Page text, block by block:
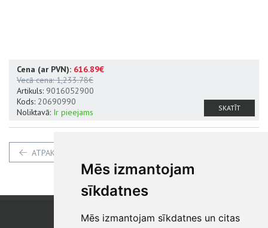
Mēs izmantojam
sīkdatnes
Mēs izmantojam sīkdatnes un citas
Cena (ar PVN): 616.89€
Vecā cena:1,233.78€
Artikuls: 9016052900
Kods: 20690990
Noliktavā: Ir pieejams SKATĪT
ATPAKAĻ
SIA "SB"